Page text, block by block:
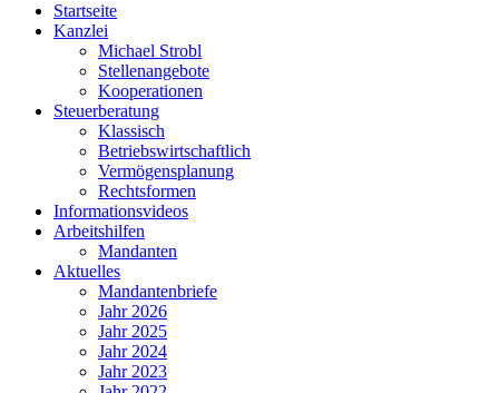
Startseite
Kanzlei
Michael Strobl
Stellenangebote
Kooperationen
Steuerberatung
Klassisch
Betriebswirtschaftlich
Vermögensplanung
Rechtsformen
Informationsvideos
Arbeitshilfen
Mandanten
Aktuelles
Mandantenbriefe
Jahr 2026
Jahr 2025
Jahr 2024
Jahr 2023